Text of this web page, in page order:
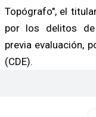
Topógrafo", el
por los delitos
previa evaluación,
(CDE).